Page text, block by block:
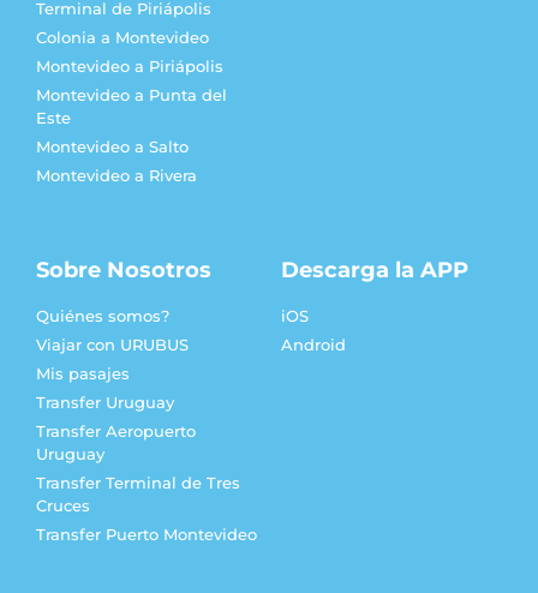
Terminal de Piriápolis
Colonia a Montevideo
Montevideo a Piriápolis
Montevideo a Punta del
Este
Montevideo a Salto
Montevideo a Rivera
Sobre Nosotros
Quiénes somos?
Viajar con URUBUS
Mis pasajes
Transfer Uruguay
Transfer Aeropuerto
Uruguay
Transfer Terminal de Tres
Cruces
Transfer Puerto Montevideo
Descarga la APP
iOS
Android